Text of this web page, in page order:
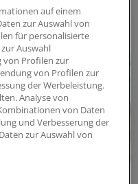
auf einem
zur Auswahl von
für personalisierte
Auswahl
von Profilen zur
von Profilen zur
der Werbeleistung.
Analyse von
von Daten
und Verbesserung der
zur Auswahl von